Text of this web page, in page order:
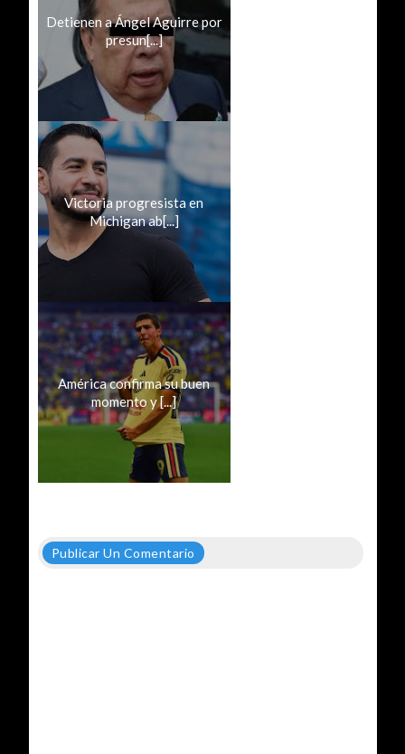
Detienen a Ángel Aguirre por
presun[...]
Victoria progresista en
Michigan ab[...]
América confirma su buen
momento y [...]
Publicar Un Comentario